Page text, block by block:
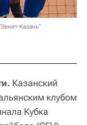
Казань"
Казанский
клубом
Кубка